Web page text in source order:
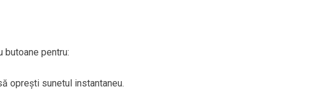
butoane pentru:
oprești sunetul instantaneu.